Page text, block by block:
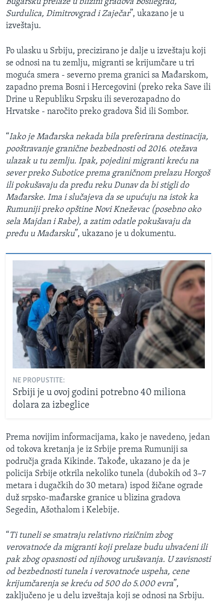
Surdulica, Dimitrovgrad i Zaječar”, ukazano je u
izveštaju.
Po ulasku u Srbiju, precizirano je dalje u izveštaju koji
se odnosi na tu zemlju, migranti se krijumčare u tri
moguća smera - severno prema granici sa Mađarskom,
zapadno prema Bosni i Hercegovini (preko reka Save ili
Drine u Republiku Srpsku ili severozapadno do
Hrvatske - naročito preko gradova Šid ili Sombor.
“Iako je Mađarska nekada bila preferirana destinacija,
pooštravanje granične bezbednosti od 2016. otežava
ulazak u tu zemlju. Ipak, pojedini migranti kreću na
sever preko Subotice prema graničnom prelazu Horgoš
ili pokušavaju da pređu reku Dunav da bi stigli do
Mađarske. Ima i slučajeva da se upućuju na istok ka
Rumuniji preko opštine Novi Kneževac (posebno oko
sela Majdan i Rabe), a zatim odatle pokušavaju da
pređu u Mađarsku”, ukazano je u dokumentu.
NE PROPUSTITE:
Srbiji je u ovoj godini potrebno 40 miliona
dolara za izbeglice
Prema novijim informacijama, kako je navedeno, jedan
od tokova kretanja je iz Srbije prema Rumuniji sa
područja grada Kikinde. Takođe, ukazano je da je
policija Srbije otkrila nekoliko tunela (dubokih od 3–7
metara i dugačkih do 30 metara) ispod žičane ograde
duž srpsko-mađarske granice u blizina gradova
Segedin, Ašothalom i Kelebije.
“Ti tuneli se smatraju relativno rizičnim zbog
verovatnoće da migranti koji prelaze budu uhvaćeni ili
pak zbog opasnosti od njihovog urušavanja. U zavisnosti
od bezbednosti tunela i verovatnoće uspeha, cene
krijumčarenja se kreću od 500 do 5.000 evra”,
zaključeno je u delu izveštaja koji se odnosi na Srbiju.